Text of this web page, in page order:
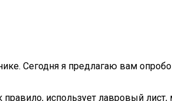
Сегодня я предлагаю вам
использует лавровый